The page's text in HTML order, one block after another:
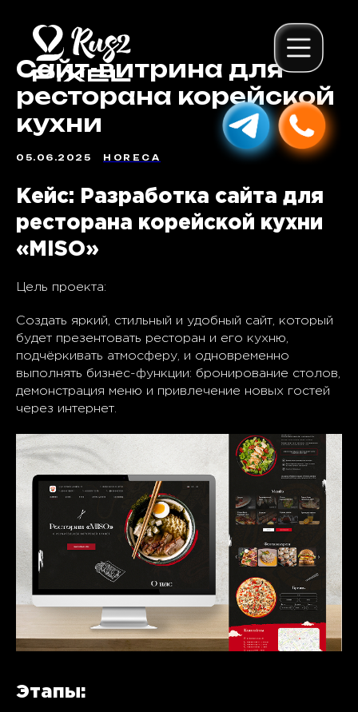
Сайт-витрина для
ресторана корейской
кухни
05.06.2025 HORECA
Кейс: Разработка сайта для
ресторана корейской кухни
«MISO»
Цель проекта:
Создать яркий, стильный и удобный сайт, который
будет презентовать ресторан и его кухню,
подчёркивать атмосферу, и одновременно
выполнять бизнес-функции: бронирование столов,
демонстрация меню и привлечение новых гостей
через интернет.
Этапы: